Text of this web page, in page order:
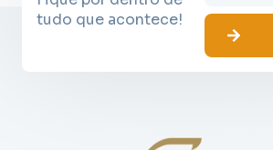
tudo que acontece!